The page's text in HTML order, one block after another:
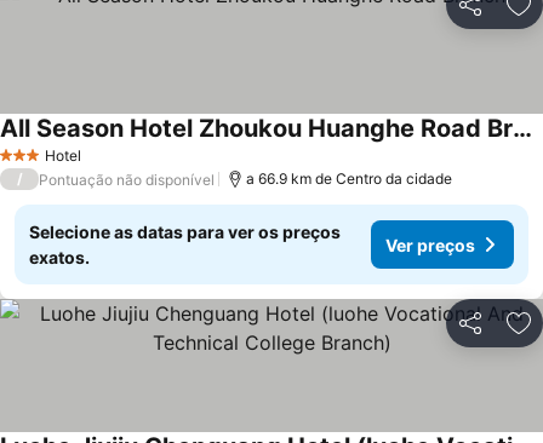
Partilhar
3 EstrelasHotel
All Season Hotel Zhoukou Huanghe Road Branch
/ Pontuação não disponível a 66.9 km de Centro da cidade
Selecione as datas para ver os preços
exatos.
Ver preços
Partilhar